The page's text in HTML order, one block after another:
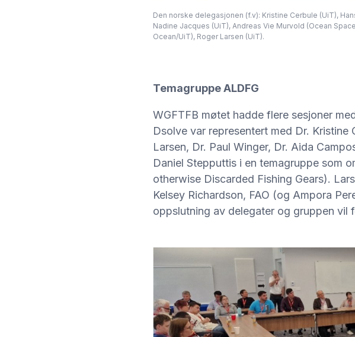
Den norske delegasjonen (f.v): Kristine Cerbule (UiT),
Nadine Jacques (UiT), Andreas Vie Murvold (Ocean
Ocean/UiT), Roger Larsen (UiT).
Temagruppe ALDFG
WGFTFB møtet hadde flere sesjoner
Dsolve var representert med Dr.
Larsen, Dr. Paul Winger, Dr. Aida
Daniel Stepputtis i en temagruppe som
otherwise Discarded Fishing Gears).
Kelsey Richardson, FAO (og Ampora
oppslutning av delegater og gruppen vil